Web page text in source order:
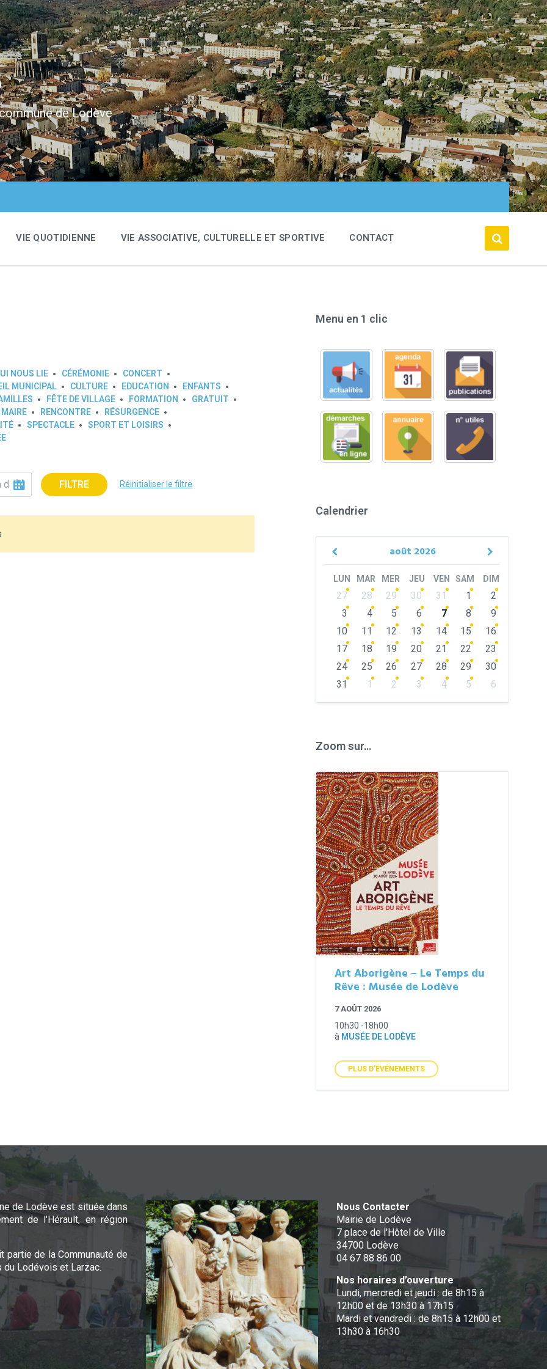
de Lodève
VIE QUOTIDIENNE VIE ASSOCIATIVE, CULTURELLE ET SPORTIVE CONTACT
NOUS LIE CÉRÉMONIE
CONCERT
MUNICIPAL CULTURE EDUCATION
ENFANTS
FÊTE DE VILLAGE FORMATION
GRATUIT
MAIRE RENCONTRE
RÉSURGENCE
SPECTACLE
SPORT ET LOISIRS
FILTRE Réinitialiser le filtre
Menu en 1 clic
Calendrier
août 2026
Previous
Next
LUN MAR MER JEU VEN SAM DIM
Skip
calendar
days
27 28 29 30 31 1
2
3
4 5 6 7 8
9
10
11 12 13 14 15
16
17
18 19 20 21 22
23
24
25 26 27 28 29
30
31
1 2 3 4 5
6
Zoom sur…
Art Aborigène – Le Temps du
Rêve : Musée de Lodève
7 AOÛT 2026
10h30 -18h00
à MUSÉE DE LODÈVE
PLUS D'ÉVÉNEMENTS
de Lodève est située dans
de l'Hérault, en région
partie de la Communauté de
du Lodévois et Larzac.
Nous Contacter
Mairie de Lodève
7 place de l'Hôtel de Ville
34700 Lodève
04 67 88 86 00
Nos horaires d’ouverture
Lundi, mercredi et jeudi : de 8h15 à
12h00 et de 13h30 à 17h15
Mardi et vendredi : de 8h15 à 12h00 et
13h30 à 16h30